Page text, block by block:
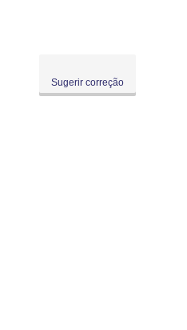
Sugerir correção